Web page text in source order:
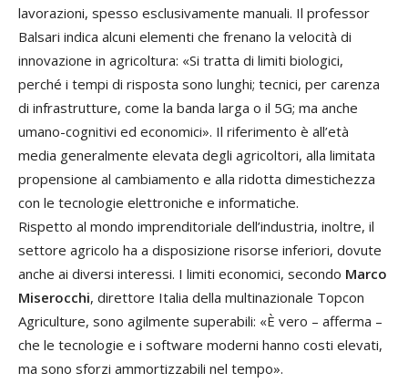
lavorazioni, spesso esclusivamente manuali. Il professor
Balsari indica alcuni elementi che frenano la velocità di
innovazione in agricoltura: «Si tratta di limiti biologici,
perché i tempi di risposta sono lunghi; tecnici, per carenza
di infrastrutture, come la banda larga o il 5G; ma anche
umano-cognitivi ed economici». Il riferimento è all’età
media generalmente elevata degli agricoltori, alla limitata
propensione al cambiamento e alla ridotta dimestichezza
con le tecnologie elettroniche e informatiche.
Rispetto al mondo imprenditoriale dell’industria, inoltre, il
settore agricolo ha a disposizione risorse inferiori, dovute
anche ai diversi interessi. I limiti economici, secondo Marco
Miserocchi, direttore Italia della multinazionale Topcon
Agriculture, sono agilmente superabili: «È vero – afferma –
che le tecnologie e i software moderni hanno costi elevati,
ma sono sforzi ammortizzabili nel tempo».